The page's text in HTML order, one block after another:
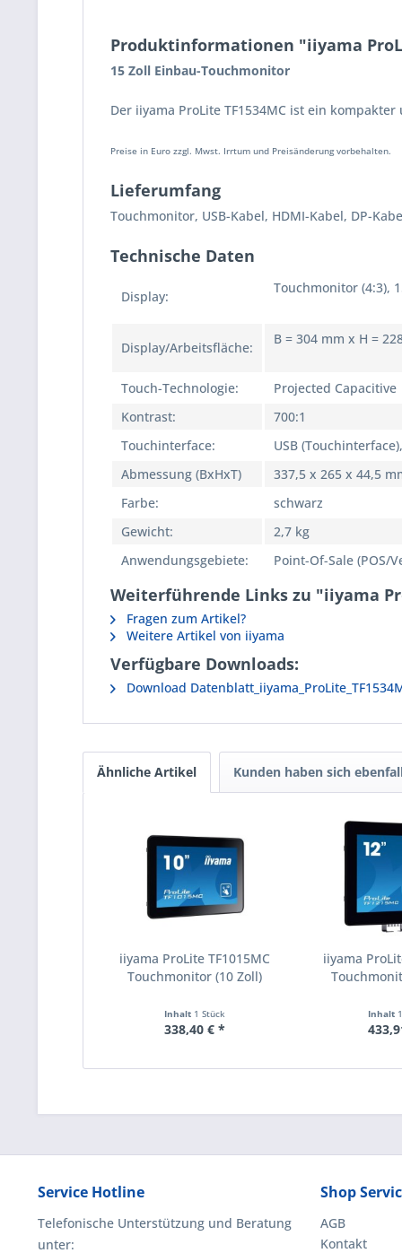
Produktinformationen "iiyama
15 Zoll Einbau-Touchmonitor
Der iiyama ProLite TF1534MC ist ein
Preise in Euro zzgl. Mwst. Irrtum und Preisänderung vorbehalten.
Lieferumfang
Touchmonitor, USB-Kabel, HDMI-Kabel, DP-
Technische Daten
Display:
Touchmonitor (4:3),
Display/Arbeitsfläche:
B = 304 mm x H =
Touch-Technologie:
Projected Capacitive
Kontrast:
700:1
Touchinterface:
USB
Abmessung (BxHxT)
337,5 x 265 x 44,5
Farbe:
schwarz
Gewicht:
2,7 kg
Anwendungsgebiete:
Point-Of-Sale (POS/
Weiterführende Links zu "iiyama
Fragen zum Artikel?
Weitere Artikel von iiyama
Verfügbare Downloads:
Download
Ähnliche Artikel Kunden haben sich
iiyama ProLite TF1015MC
Touchmonitor (10 Zoll)
Inhalt 1 Stück
338,40 € *
iiyama
Inhalt
Service Hotline
Telefonische Unterstützung und Beratung
unter:
Shop
AGB
Kontakt